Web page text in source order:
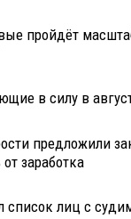
пройдёт
в силу в
предложили
заработка
список лиц с